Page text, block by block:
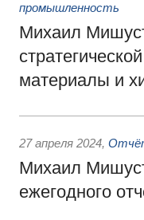
промышленность
Михаил
материалы и
27 апреля 2024,
Михаил
ежегодного